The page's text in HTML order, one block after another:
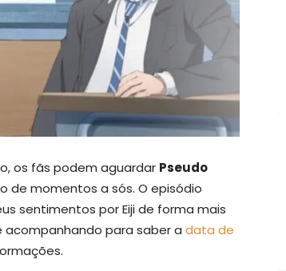
os fãs podem aguardar Pseudo
de momentos a sós. O episódio
sentimentos por Eiji de forma mais
para saber a data de